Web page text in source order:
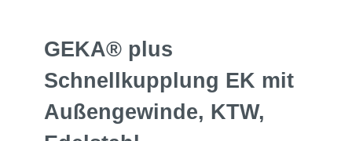
GEKA® plus
Schnellkupplung EK mit
Außengewinde, KTW,